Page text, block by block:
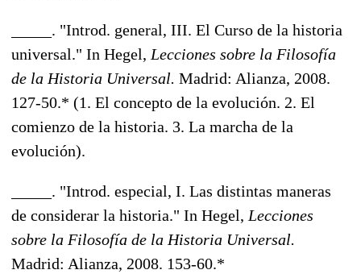
_____. "Introd. general, III. El Curso de la historia
universal." In Hegel, Lecciones sobre la Filosofía
de la Historia Universal. Madrid: Alianza, 2008.
127-50.* (1. El concepto de la evolución. 2. El
comienzo de la historia. 3. La marcha de la
evolución).
_____. "Introd. especial, I. Las distintas maneras
de considerar la historia." In Hegel, Lecciones
sobre la Filosofía de la Historia Universal.
Madrid: Alianza, 2008. 153-60.*